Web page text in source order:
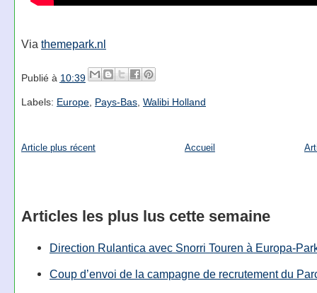
Via themepark.nl
Publié à 10:39
Labels: Europe, Pays-Bas, Walibi Holland
Article plus récent Accueil
Articles les plus lus cette semaine
Direction Rulantica avec Snorri Touren à Europa-
Coup d’envoi de la campagne de recrutement du